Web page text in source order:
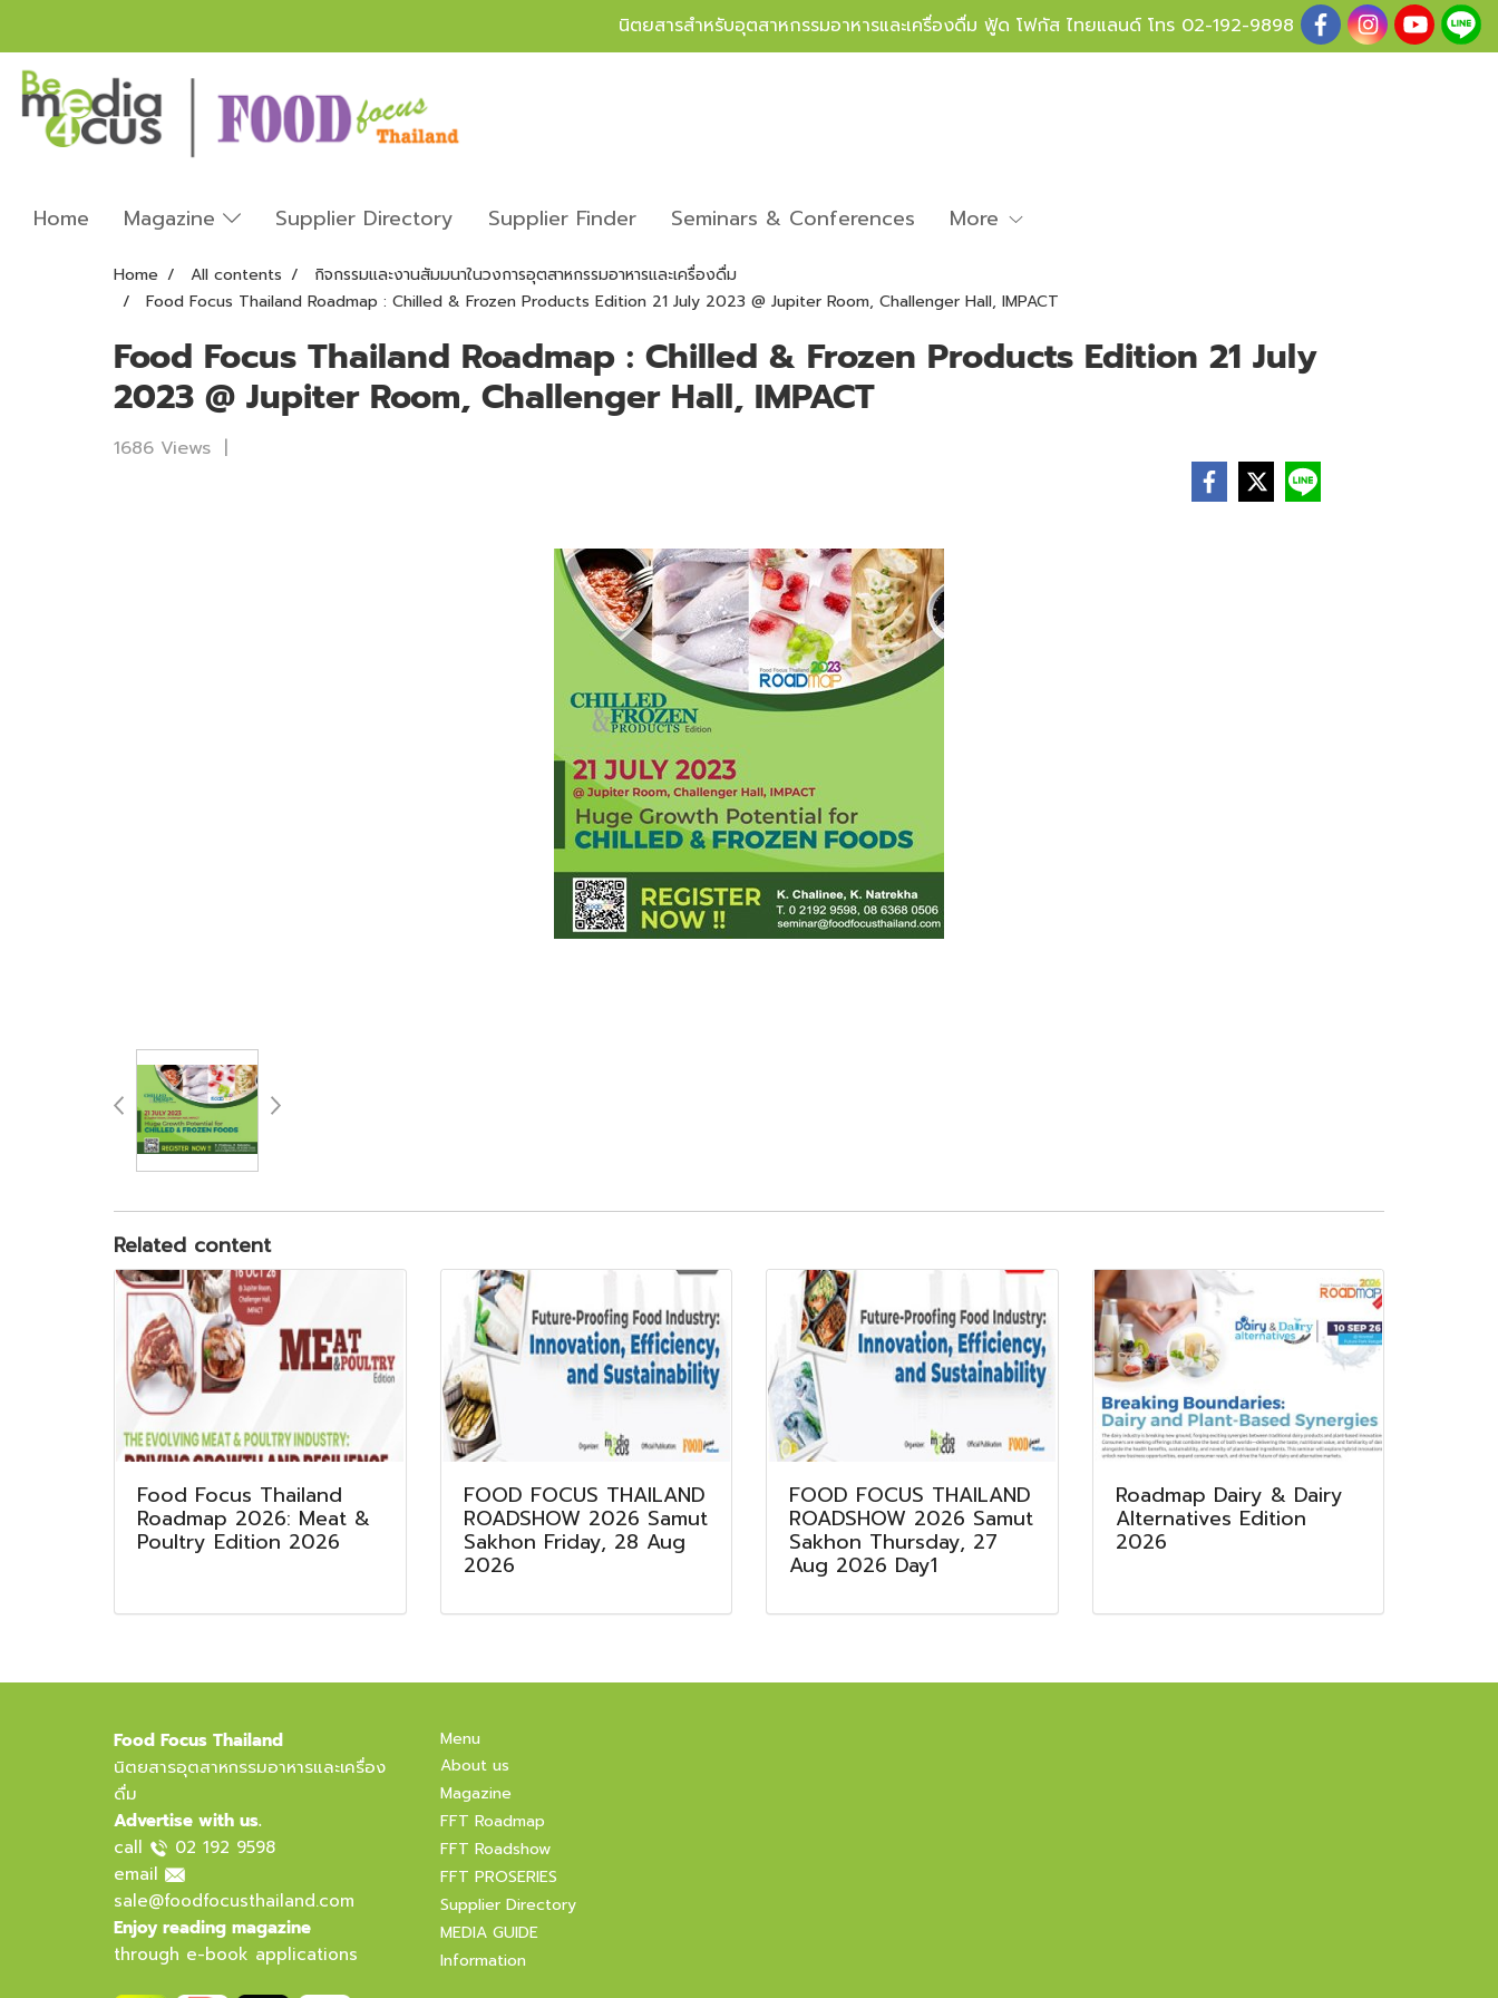
นิตยสารสำหรับอุตสาหกรรมอาหารและเครื่องดื่ม ฟู้ด โฟกัส ไทยแลนด์ โทร 02-192-9898
Home Magazine Supplier Directory Supplier Finder Seminars & Conferences More
Home All contents
กิจกรรมและงานสัมมนาในวงการอุตสาหกรรมอาหารและเครื่องดื่ม
Food Focus Thailand Roadmap : Chilled & Frozen Products Edition 21 July 2023 @ Jupiter Room, Challenger Hall, IMPACT
Food Focus Thailand Roadmap : Chilled & Frozen Products Edition 21 July
2023 @ Jupiter Room, Challenger Hall, IMPACT
1686 Views |
Related content
Food Focus Thailand
Roadmap 2026: Meat &
Poultry Edition 2026
FOOD FOCUS THAILAND
ROADSHOW 2026 Samut
Sakhon Friday, 28 Aug
2026
FOOD FOCUS THAILAND
ROADSHOW 2026 Samut
Sakhon Thursday, 27
Aug 2026 Day1
Roadmap Dairy & Dairy
Alternatives Edition
2026
Food Focus Thailand
นิตยสารอุตสาหกรรมอาหารและเครื่อง
ดื่ม
Advertise with us.
call
02 192 9598
email
sale@foodfocusthailand.com
Enjoy reading magazine
through e-book applications
Menu
About us
Magazine
FFT Roadmap
FFT Roadshow
FFT PROSERIES
Supplier Directory
MEDIA GUIDE
Information